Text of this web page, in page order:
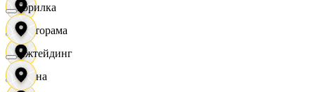
Касторама
Диана
Горилка
Ижтейдинг